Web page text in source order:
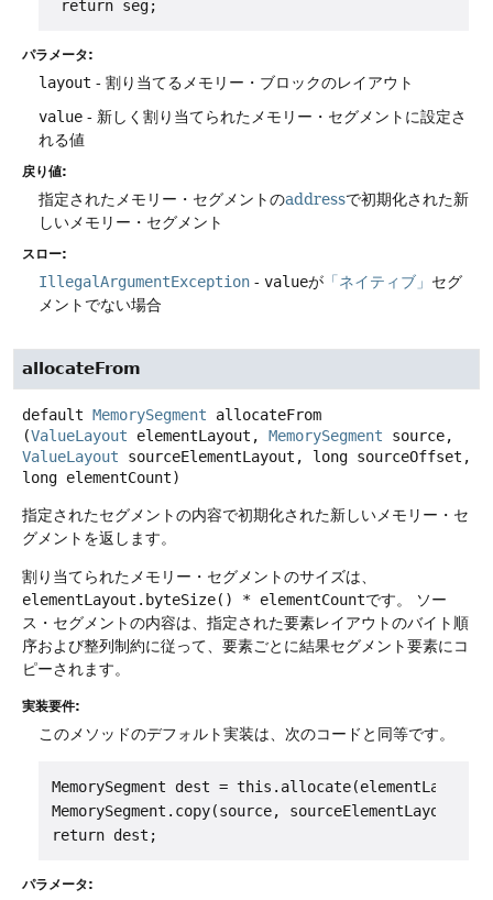
パラメータ:
layout - 割り当てるメモリー・ブロックのレイアウト
value - 新しく割り当てられたメモリー・セグメントに設定さ
れる値
戻り値:
指定されたメモリー・セグメントのaddressで初期化された新
しいメモリー・セグメント
スロー:
IllegalArgumentException - valueが 「ネイティブ」 セグ
メントでない場合
allocateFrom
default MemorySegment
allocateFrom
(ValueLayout elementLayout, MemorySegment
ValueLayout sourceElementLayout, long sourceOffset,
long elementCount)
指定されたセグメントの内容で初期化された新しいメモリー・セ
グメントを返します。
割り当てられたメモリー・セグメントのサイズは、
elementLayout.byteSize() * elementCountです。
ソー
ス・セグメントの内容は、指定された要素レイアウトのバイト順
序および整列制約に従って、要素ごとに結果セグメント要素にコ
ピーされます。
実装要件:
このメソッドのデフォルト実装は、次のコードと同等です。
MemorySegment dest = this.allocate(elementLayout,
MemorySegment.copy(source,
パラメータ: